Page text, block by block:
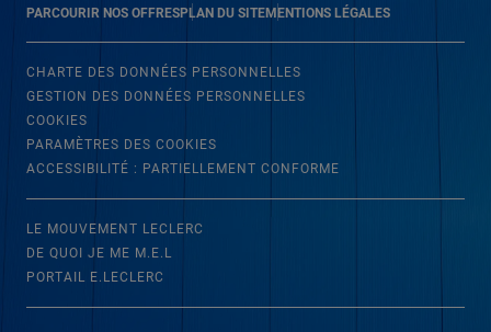
PARCOURIR NOS OFFRESPLAN DU SITEMENTIONS LÉGALES
CHARTE DES DONNÉES PERSONNELLES
GESTION DES DONNÉES PERSONNELLES
COOKIES
PARAMÈTRES DES COOKIES
ACCESSIBILITÉ : PARTIELLEMENT CONFORME
LE MOUVEMENT LECLERC
DE QUOI JE ME M.E.L
PORTAIL E.LECLERC